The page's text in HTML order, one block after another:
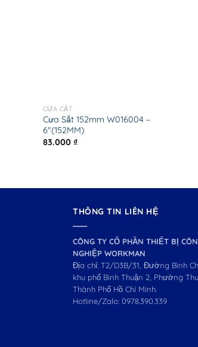
CƯA CẮT
Cưa Sắt 152mm W016004 –
6″(152MM)
83.000 ₫
THÔNG TIN LIÊN HỆ
CÔNG TY CỔ PHẦN THIẾT BỊ
NGHIỆP WORKMAN
Địa chỉ: T2/D3B/31, Đường Bình
khu phố Bình Thuận 2, Phường
Thành Phố Hồ Chí Minh.
Hotline/Zalo: 0978.390.339